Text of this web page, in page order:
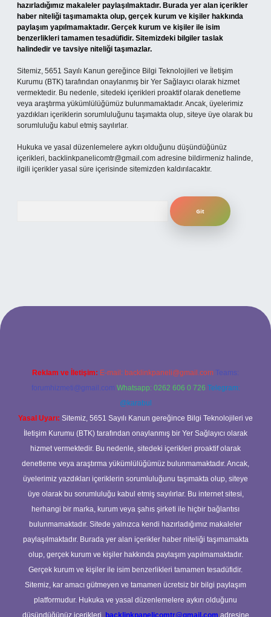
hazırladığımız makaleler paylaşılmaktadır. Burada yer alan içerikler
haber niteliği taşımamakta olup, gerçek kurum ve kişiler hakkında
paylaşım yapılmamaktadır. Gerçek kurum ve kişiler ile isim
benzerlikleri tamamen tesadüfidir. Sitemizdeki bilgiler taslak
halindedir ve tavsiye niteliği taşımazlar.
Sitemiz, 5651 Sayılı Kanun gereğince Bilgi Teknolojileri ve İletişim
Kurumu (BTK) tarafından onaylanmış bir Yer Sağlayıcı olarak hizmet
vermektedir. Bu nedenle, sitedeki içerikleri proaktif olarak denetleme
veya araştırma yükümlülüğümüz bulunmamaktadır. Ancak, üyelerimiz
yazdıkları içeriklerin sorumluluğunu taşımakta olup, siteye üye olarak bu
sorumluluğu kabul etmiş sayılırlar.
Hukuka ve yasal düzenlemelere aykırı olduğunu düşündüğünüz
içerikleri, backlinkpanelicomtr@gmail.com adresine bildirmeniz halinde,
ilgili içerikler yasal süre içerisinde sitemizden kaldırılacaktır.
yeni giriş
Reklam ve İletişim: E-mail: backlinkpaneli@gmail.com Teams:
forumhizmeti@gmail.com Whatsapp: 0262 606 0 726 Telegram:
@karabul
Yasal Uyarı: Sitemiz, 5651 Sayılı Kanun gereğince Bilgi Teknolojileri ve
İletişim Kurumu (BTK) tarafından onaylanmış bir Yer Sağlayıcı olarak
hizmet vermektedir. Bu nedenle, sitedeki içerikleri proaktif olarak
denetleme veya araştırma yükümlülüğümüz bulunmamaktadır. Ancak,
üyelerimiz yazdıkları içeriklerin sorumluluğunu taşımakta olup, siteye
üye olarak bu sorumluluğu kabul etmiş sayılırlar. Bu internet sitesi,
herhangi bir marka, kurum veya şahıs şirketi ile hiçbir bağlantısı
bulunmamaktadır. Sitede yalnızca kendi hazırladığımız makaleler
paylaşılmaktadır. Burada yer alan içerikler haber niteliği taşımamakta
olup, gerçek kurum ve kişiler hakkında paylaşım yapılmamaktadır.
Gerçek kurum ve kişiler ile isim benzerlikleri tamamen tesadüfidir.
Sitemiz, kar amacı gütmeyen ve tamamen ücretsiz bir bilgi paylaşım
platformudur. Hukuka ve yasal düzenlemelere aykırı olduğunu
düşündüğünüz içerikleri,
backlinkpanelicomtr@gmail.com adresine